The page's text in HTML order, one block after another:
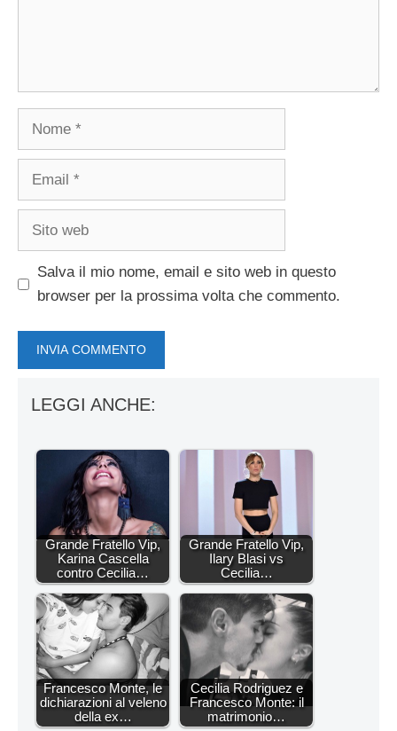
Nome
Email
Sito
Salva il mio nome, email e sito web in questo
browser per la prossima volta che commento.
LEGGI ANCHE:
Grande Fratello Vip,
Karina Cascella
contro Cecilia…
Grande Fratello Vip,
Ilary Blasi vs
Cecilia…
Francesco Monte, le
dichiarazioni al veleno
della ex…
Cecilia Rodriguez e
Francesco Monte: il
matrimonio…